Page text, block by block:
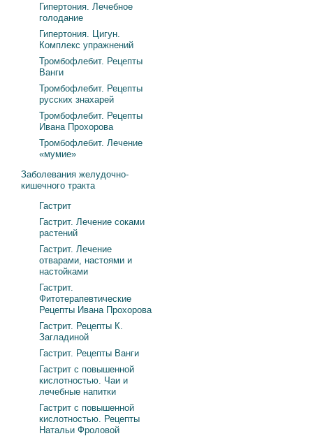
Гипертония. Лечебное
голодание
Гипертония. Цигун.
Комплекс упражнений
Тромбофлебит. Рецепты
Ванги
Тромбофлебит. Рецепты
русских знахарей
Тромбофлебит. Рецепты
Ивана Прохорова
Тромбофлебит. Лечение
«мумие»
Заболевания желудочно-
кишечного тракта
Гастрит
Гастрит. Лечение соками
растений
Гастрит. Лечение
отварами, настоями и
настойками
Гастрит.
Фитотерапевтические
Рецепты Ивана Прохорова
Гастрит. Рецепты К.
Загладиной
Гастрит. Рецепты Ванги
Гастрит с повышенной
кислотностью. Чаи и
лечебные напитки
Гастрит с повышенной
кислотностью. Рецепты
Натальи Фроловой